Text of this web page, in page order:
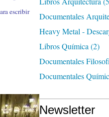
escribir
Documentales
Heavy Metal -
Libros Química (2)
Documentales
Documentales
Newsletter